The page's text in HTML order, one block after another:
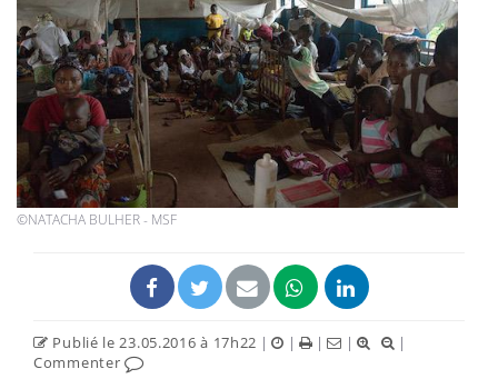
©NATACHA BULHER - MSF
Publié le 23.05.2016 à 17h22 | | | |
|
Commenter